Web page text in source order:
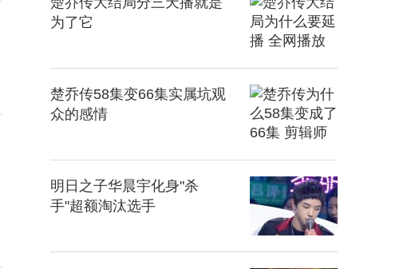
为了它
楚乔传58集变66集实属坑观
众的感情
明日之子华晨宇化身"杀
手"超额淘汰选手